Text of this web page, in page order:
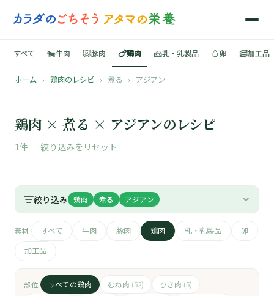
📚
🐄
🐷
🍗
すべて 🐄牛肉 🐷豚肉 🍗鶏肉 🧀乳・乳製品 🥚卵 🥓加工品
ホーム › 鶏肉のレシピ › 煮る › アジアン
鶏肉 × 煮る × アジアンのレシピ
1件 — 絞り込みをリセット
絞り込み 鶏肉 煮る アジアン
素材 すべて 牛肉 豚肉 鶏肉 乳・乳製品
卵
加工品
部位 すべての鶏肉 むね肉 (52) ひき肉 (5)